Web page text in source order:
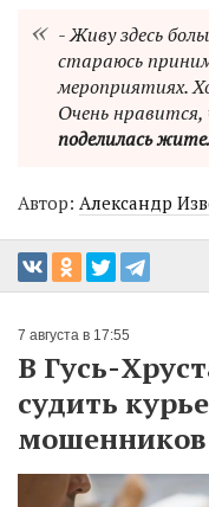
- Живу здесь
стараюсь
мероприятиях.
Очень нравится,
поделилась
Автор: Александр
7 августа в 17:55
В Гусь-
судить
мошенников